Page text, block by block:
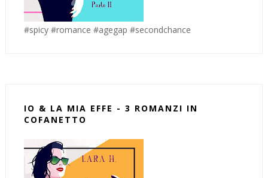
#spicy #romance #agegap #secondchance
IO & LA MIA EFFE - 3 ROMANZI IN
COFANETTO